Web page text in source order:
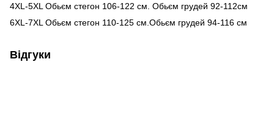
4XL-5XL Обьєм стегон 106-122 см. Обьєм грудей 92-112см
6XL-7XL Обьєм стегон 110-125 см.Обьєм грудей 94-116 см
Відгуки